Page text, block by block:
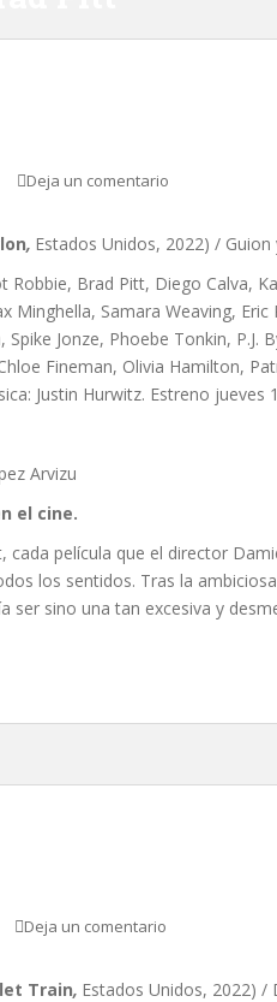
Deja un comentario
, Estados Unidos, 2022) / Guion
Robbie, Brad Pitt, Diego Calva,
Minghella, Samara Weaving,
Jonze, Phoebe Tonkin, P.J.
Fineman, Olivia Hamilton,
Justin Hurwitz. Estreno jueves
Arvizu
el cine.
cada película que el director
los sentidos. Tras la
ser sino una tan excesiva y
Deja un comentario
Train, Estados Unidos, 2022) /